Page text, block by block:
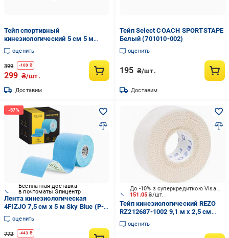
Тейп спортивный
кинезиологический 5 см 5 м
Синий (vibe 2-84)
оценить
399 -100 ₴
299 ₴/шт.
Доставим
Тейп Select COACH SPORTSTAPE
Белый (701010-002)
оценить
195 ₴/шт.
Доставим
Бесплатная доставка
в почтоматы Эпицентр
Лента кинезиологическая
4FIZJO 7,5 см x 5 м Sky Blue (P-
5907739318909)
оценить
772 -443 ₴
151.05₴/шт.
До -10% з суперкредиткою Visa Вигода
Тейп кинезиологический REZO
RZ212687-1002 9,1 м х 2,5 см
бежевый
оценить